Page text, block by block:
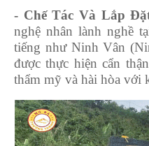
- Chế Tác Và Lắp
nghệ nhân lành nghề
tiếng như Ninh Vân
được thực hiện cẩn
thẩm mỹ và hài hòa với